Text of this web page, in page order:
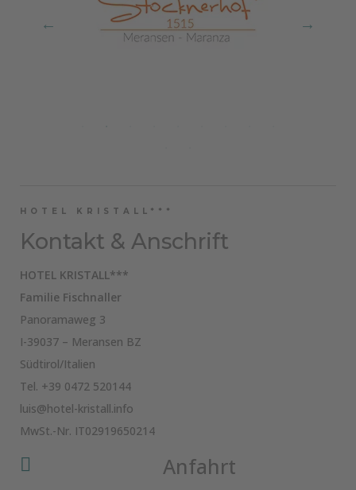
HOTEL KRISTALL***
Kontakt & Anschrift
HOTEL KRISTALL***
Familie Fischnaller
Panoramaweg 3
I-39037 – Meransen BZ
Südtirol/Italien
Tel. +39 0472 520144
luis@hotel-kristall.info
MwSt.-Nr. IT02919650214
 Anfahrt